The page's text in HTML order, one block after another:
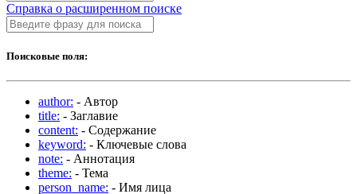
Справка о расширенном поиске
Поисковые поля:
author: - Автор
title: - Заглавие
content: - Содержание
keyword: - Ключевые слова
note: - Аннотация
theme: - Тема
person_name: - Имя лица